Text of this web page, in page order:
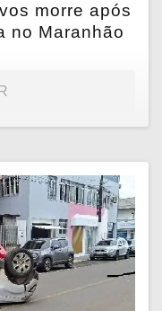
morre após
no Maranhão